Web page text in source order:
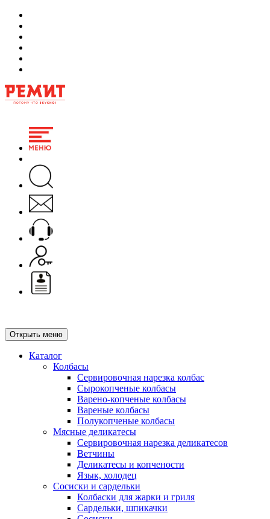
Открыть меню
Каталог
Колбасы
Сервировочная нарезка колбас
Сырокопченые колбасы
Варено-копченые колбасы
Вареные колбасы
Полукопченые колбасы
Мясные деликатесы
Сервировочная нарезка деликатесов
Ветчины
Деликатесы и копчености
Язык, холодец
Сосиски и сардельки
Колбаски для жарки и гриля
Сардельки, шпикачки